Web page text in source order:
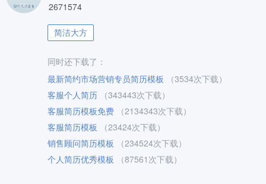
2671574
简洁大方
同时还下载了：
最新简约市场营销专员简历模板
（3534次下载）
客服个人简历
（343443次下载）
客服简历模板免费
（2134343次下载）
客服简历模板
（23424次下载）
销售顾问简历模板
（234524次下载）
个人简历优秀模板
（87561次下载）